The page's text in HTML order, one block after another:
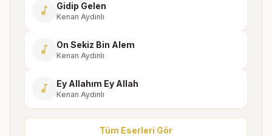
music_note Gidip Gelen
Kenan Aydınlı
music_note On Sekiz Bin Alem
Kenan Aydınlı
music_note Ey Allahım Ey Allah
Kenan Aydınlı
Tüm Eserleri Gör